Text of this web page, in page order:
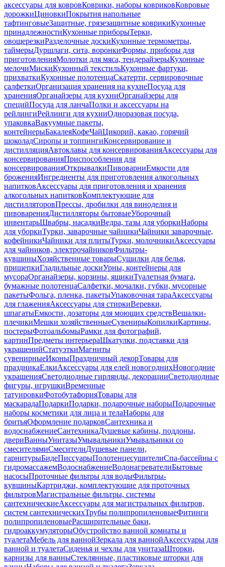
аксессуары для ковровКоврики, наборы ковриковКовровые
дорожкиЦиновкиПокрытия напольные
тафтинговыеЗащитные, грязезащитные коврикиКухонные
принадлежностиКухонные приборыТерки,
овощерезкиРазделочные доскиКухонные термометры,
таймерыДуршлаги, сита, воронкиФормы, приборы для
приготовленияМолотки для мяса, тендерайзерыКухонные
мелочиМискиКухонный текстильКухонные фартуки,
прихваткиКухонные полотенцаСкатерти, сервировочные
салфеткиОрганизация хранения на кухнеПосуда для
храненияОрганайзеры для кухниОрганайзеры для
специйПосуда для ланчаПолки и аксессуары на
рейлингиРейлинги для кухниОдноразовая посуда,
упаковкаВакуумные пакеты,
контейнерыБакалеяКофеЧайЦикорий, какао, горячий
шоколадСиропы и топпингиКонсервирование и
дистилляцияАвтоклавы для консервированияАксессуары для
консервированияПриспособления для
консервированияОткрывалкиПивоварниЕмкости для
броженияИнгредиенты для приготовления алкогольных
напитковАксессуары для приготовления и хранения
алкогольных напитковКомплектующие для
дистилляторовПрессы, дробилки для виноделия и
пивоваренияДистилляторы бытовыеУборочный
инвентарьШвабры, насадкиВедра, тазы для уборкиНаборы
для уборкиТурки, заварочные чайникиЧайники заварочные,
кофейникиЧайники для плитыТурки, молочникиАксессуары
для чайников, электрочайниковФильтры-
кувшиныХозяйственные товарыСушилки для белья,
прищепкиГладильные доскиУрны, контейнеры для
мусораОрганайзеры, корзины, ящикиТуалетная бумага,
бумажные полотенцаСалфетки, мочалки, губки, мусорные
пакетыФольга, пленка, пакетыУпаковочная тараАксессуары
для глаженияАксессуары для стиркиВеревки,
шпагатыЕмкости, дозаторы для моющих средствВешалки-
плечикиМешки хозяйственныеСувенирыКопилкиКартины,
постерыФотоальбомыРамки для фотографий,
картинПредметы интерьераШкатулки, подставки для
украшенийСтатуэткиМагниты
сувенирныеИконыПраздничный декорТовары для
праздникаЕлкиАксессуары для елей новогоднихНовогодние
украшенияСветодиодные гирлянды, декорацииСветодиодные
фигуры, игрушкиВременные
татуировкиФотобутафорияТовары для
маскарадаПодаркиПодарки, подарочные наборыПодарочные
наборы косметики для лица и телаНаборы для
бритьяОформление подарковСантехника и
водоснабжениеСантехникаДушевые кабины, поддоны,
двериВанныУнитазыУмывальникиУмывальники со
смесителямиСмесителиДушевые панели,
гарнитурыБидеПиссуарыПолотенцесушителиСпа-бассейны с
гидромассажемВодоснабжениеВодонагревателиБытовые
насосыПроточные фильтры для водыФильтры-
кувшиныКартриджи, комплектующие для проточных
фильтровМагистральные фильтры, системы
сантехническиеАксессуары для магистральных фильтров,
систем сантехническихТрубы полипропиленовыеФитинги
полипропиленовыеРасширительные баки,
гидроаккумуляторыОбустройство ванной комнаты и
туалетаМебель для ваннойЗеркала для ваннойАксессуары для
ванной и туалетаСиденья и чехлы для унитазаШторки,
карнизы для ванныСтеклянные, пластиковые шторки для